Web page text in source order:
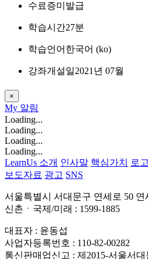
수료증미발급
학습시간27분
학습언어 한국어 ‎(ko)‎
강좌개설일2021년 07월
×
My 알림
Loading...
Loading...
Loading...
Loading...
LearnUs 소개 인사말 핵심가치
로
보도자료 광고 SNS
서울특별시 서대문구 연세로 50 연
신촌ㆍ국제/미래 : 1599-1885
대표자 : 윤동섭
사업자등록번호 : 110-82-00282
통신판매업신고 : 제2015-서울서대